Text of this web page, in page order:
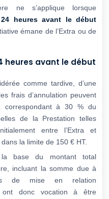
ne s’applique lorsque
heures avant le début
émane de l’Extra ou de
heures avant le début
comme tardive, d’une
frais d’annulation peuvent
correspondant à 30 % du
de la Prestation telles
entre l’Extra et
la limite de 150 € HT.
base du montant total
incluant la somme due à
de mise en relation
ont donc vocation à être